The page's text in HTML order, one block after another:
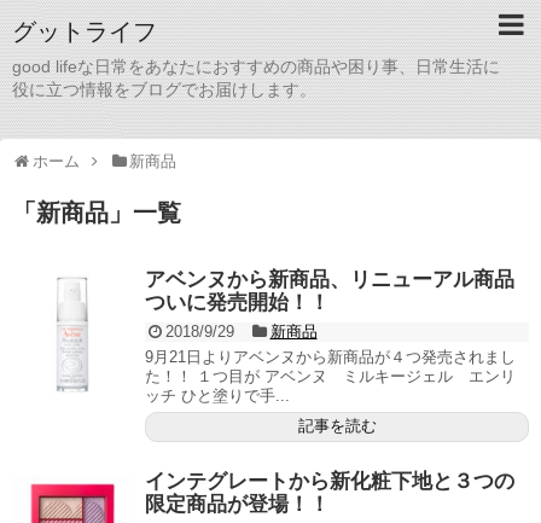
グットライフ
good lifeな日常をあなたにおすすめの商品や困り事、日常生活に
役に立つ情報をブログでお届けします。
ホーム 新商品
「 新商品 」 一覧
アベンヌから新商品、リニューアル商品
ついに発売開始！！
2018/9/29
新商品
9月21日よりアベンヌから新商品が４つ発売されまし
た！！ １つ目が アベンヌ ミルキージェル エンリ
ッチ ひと塗りで手...
記事を読む
インテグレートから新化粧下地と３つの
限定商品が登場！！